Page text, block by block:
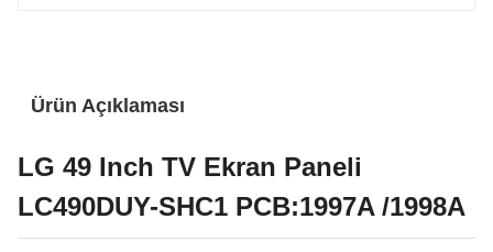
Ürün Açıklaması
LG 49 Inch TV Ekran Paneli
LC490DUY-SHC1 PCB:1997A /1998A